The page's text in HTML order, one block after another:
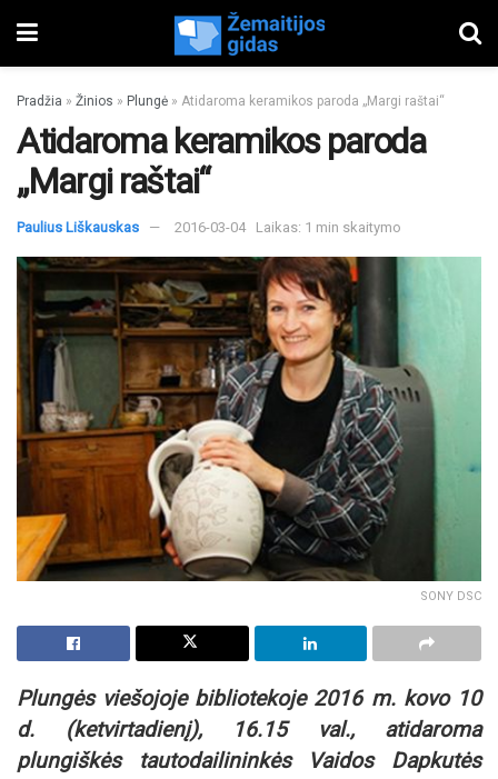
Pradžia » Žinios » Plungė » Atidaroma keramikos paroda „Margi raštai“
Atidaroma keramikos paroda
„Margi raštai“
Paulius Liškauskas 2016-03-04 Laikas: 1 min skaitymo
SONY DSC
Plungės viešojoje bibliotekoje 2016 m. kovo 10
d. (ketvirtadienį), 16.15 val., atidaroma
plungiškės tautodailininkės Vaidos Dapkutės